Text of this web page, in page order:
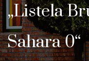
„Listela
Sahara 0“